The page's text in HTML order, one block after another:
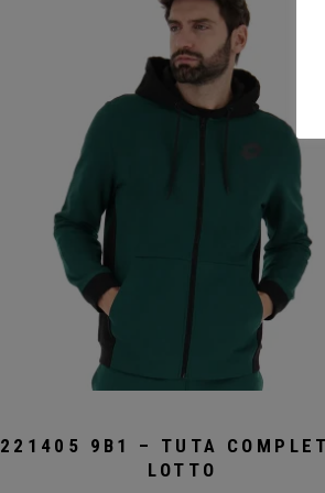
possono
essere
scelte
nella
pagina
del
prodotto
221405 9B1 – TUTA
LOTTO
Questo